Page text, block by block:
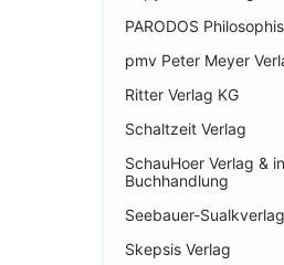
PARODOS
pmv Peter Meyer
Ritter Verlag KG
Schaltzeit Verlag
SchauHoer Verlag &
Buchhandlung
Seebauer-Sualkverlag
Skepsis Verlag